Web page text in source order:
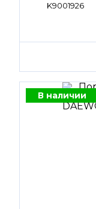
K9001926
В наличии